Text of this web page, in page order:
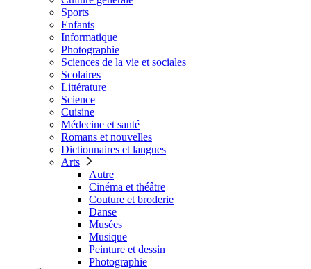
Sports
Enfants
Informatique
Photographie
Sciences de la vie et sociales
Scolaires
Littérature
Science
Cuisine
Médecine et santé
Romans et nouvelles
Dictionnaires et langues
Arts
Autre
Cinéma et théâtre
Couture et broderie
Danse
Musées
Musique
Peinture et dessin
Photographie